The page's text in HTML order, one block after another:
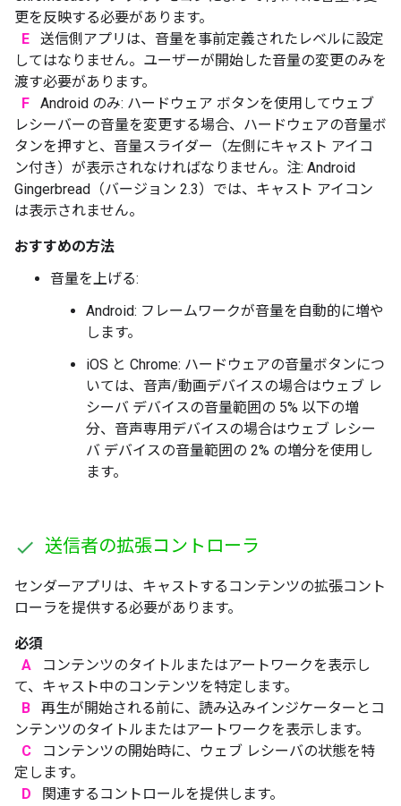
更を反映する必要があります。
E
送信側アプリは、音量を事前定義されたレベルに設定
してはなりません。ユーザーが開始した音量の変更のみを
渡す必要があります。
F
Android のみ: ハードウェア ボタンを使用してウェブ
レシーバーの音量を変更する場合、ハードウェアの音量ボ
タンを押すと、音量スライダー（左側にキャスト アイコ
ン付き）が表示されなければなりません。注: Android
Gingerbread（バージョン 2.3）では、キャスト アイコン
は表示されません。
おすすめの方法
音量を上げる:
Android: フレームワークが音量を自動的に増や
します。
iOS と Chrome: ハードウェアの音量ボタンにつ
いては、音声/動画デバイスの場合はウェブ レ
シーバ デバイスの音量範囲の 5% 以下の増
分、音声専用デバイスの場合はウェブ レシー
バ デバイスの音量範囲の 2% の増分を使用し
ます。
送信者の拡張コントローラ
センダーアプリは、キャストするコンテンツの拡張コント
ローラを提供する必要があります。
必須
A
コンテンツのタイトルまたはアートワークを表示し
て、キャスト中のコンテンツを特定します。
B
再生が開始される前に、読み込みインジケーターとコ
ンテンツのタイトルまたはアートワークを表示します。
C
コンテンツの開始時に、ウェブ レシーバの状態を特
定します。
D
関連するコントロールを提供します。